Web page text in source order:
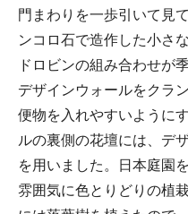
門まわりを一歩引いて見
ンコロ石で造作した小さ
ドロビンの組み合わせが
デザインウォールをクラ
便物を入れやすいように
ルの裏側の花壇には、デ
を用いました。日本庭園
雰囲気に色とりどりの植